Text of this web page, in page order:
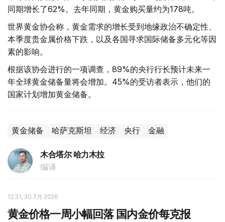
同期增长了62%。去年同期，黄金购买量约为178吨。
世界黄金协会称，黄金需求的增长受到地缘政治不确定性、
本季度贵金属价格下跌，以及各国寻求国际储备多元化等因
素的影响。
根据该协会进行的一项调查，89%的央行行长预计未来一
年全球黄金储备量将会增加。45%的受访者表示，他们的
国家计划增加黄金储备。
黄金储备 哈萨克斯坦 经济 央行 金融
木合塔尔 哈力木拉
编译
12:31, 30 7月 2026
黄金价格一周小幅回落 国内金价每克报